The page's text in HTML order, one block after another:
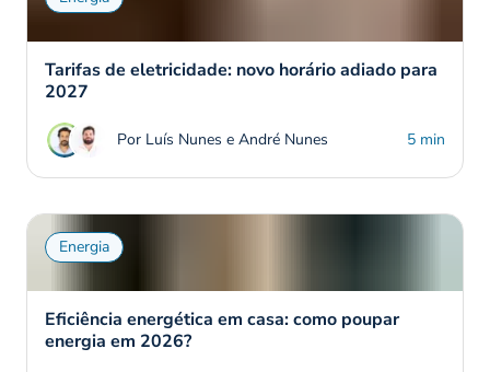
Tarifas de eletricidade: novo horário adiado para
2027
Por Luís Nunes e André Nunes 5 min
Energia
Eficiência energética em casa: como poupar
energia em 2026?